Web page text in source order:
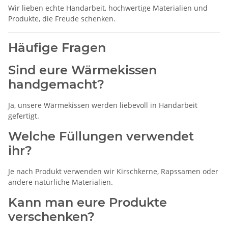
Wir lieben echte Handarbeit, hochwertige Materialien und
Produkte, die Freude schenken.
Häufige Fragen
Sind eure Wärmekissen
handgemacht?
Ja, unsere Wärmekissen werden liebevoll in Handarbeit
gefertigt.
Welche Füllungen verwendet
ihr?
Je nach Produkt verwenden wir Kirschkerne, Rapssamen oder
andere natürliche Materialien.
Kann man eure Produkte
verschenken?